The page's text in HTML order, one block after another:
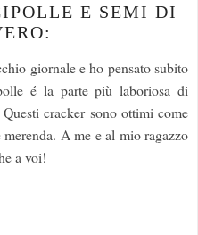
E SEMI DI
giornale e ho pensato subito
é la parte più laboriosa di
cracker sono ottimi come
A me e al mio ragazzo
a voi!